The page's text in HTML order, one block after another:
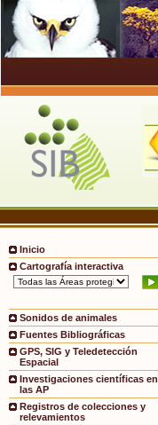
Inicio
Cartografía interactiva
Sonidos de animales
Fuentes Bibliográficas
GPS, SIG y Teledetección
Espacial
Investigaciones científicas en
las AP
Registros de colecciones y
relevamientos